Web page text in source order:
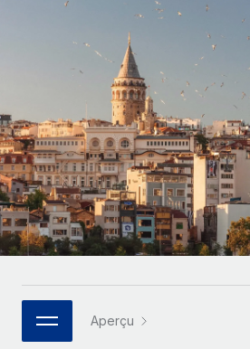
Gestion des freelances
Intégrez et gérez vos freelances
Sous-traitez les opérations
INFRASTRUCTURE
Intégration Remote
Intégrez vos RH aux flux de
Plateforme
Des fonctions RH clés intégrées
Connectez n'importe quel outil
notre MCP
Comparer Remote
Examinez notre service par
CROISSANCE
Start-ups
Des solutions agiles et
paie des entreprises en pleine
Entreprises intermédiaires
Développez vos équipes avec
mesure
Entreprise
Les RH à l’international pour les
Calculateur de paiement
Découvrez les devises
paiement pour vos freelances
APPRENDRE AVEC REMOTE
Recherche et guides
Études de cas
Checklists et modèles
Descriptions de postes
Deutsch
Español
Italiano
Português (Portugal)
日本語
한국어
Aperçu